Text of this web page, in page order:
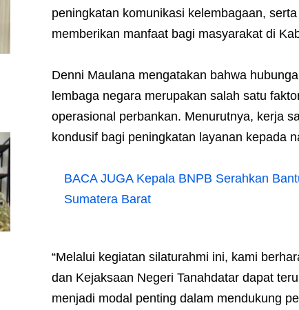
peningkatan komunikasi kelembagaan,
memberikan manfaat bagi masyarakat di
Denni Maulana mengatakan bahwa
lembaga negara merupakan salah satu
operasional perbankan. Menurutnya, kerja
kondusif bagi peningkatan layanan kepada
BACA JUGA Kepala BNPB Serahkan
Sumatera Barat
“Melalui kegiatan silaturahmi ini, kami
dan Kejaksaan Negeri Tanahdatar dapat
menjadi modal penting dalam mendukung